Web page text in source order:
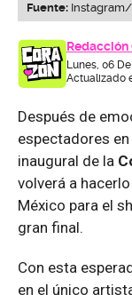
Fuente:
Redacción
Lunes, 06
Actualizado
Después de
espectadores
inaugural de la
volverá a
México para el
gran final.
Con esta
en el único